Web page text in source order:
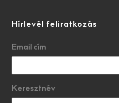
Hírlevél feliratkozás
Email cím
Keresztnév